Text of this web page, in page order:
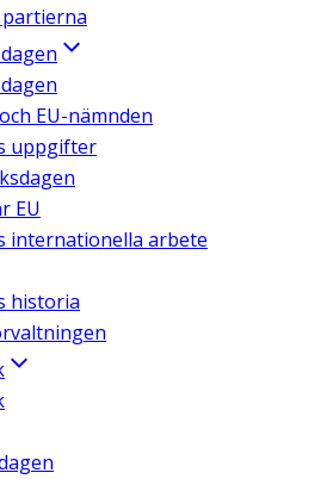
EU-nämnden
uppgifter
EU
internationella arbete
historia